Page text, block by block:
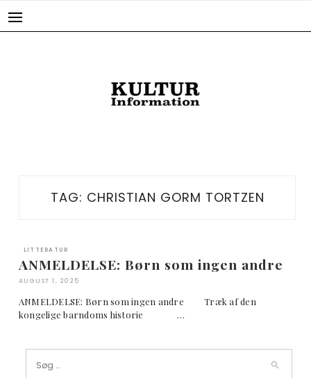
TAG: CHRISTIAN GORM TORTZEN
LITTERATUR
ANMELDELSE: Børn som ingen andre
AUGUST 1, 2025
ANMELDELSE: Børn som ingen andre Træk af den
kongelige barndoms historie …